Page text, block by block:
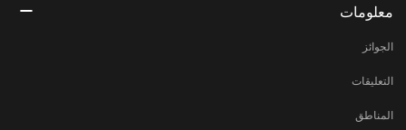
معلومات
الجوائز
التعليقات
المناطق